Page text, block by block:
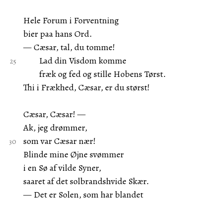
Hele Forum i Forventning
bier paa hans Ord.
— Cæsar, tal, du tomme!
Lad din Visdom komme
fræk og fed og stille Hobens Tørst.
Thi i Frækhed, Cæsar, er du størst!
Cæsar, Cæsar! —
Ak, jeg drømmer,
som var Cæsar nær!
Blinde mine Øjne svømmer
i en Sø af vilde Syner,
saaret af det solbrandshvide Skær.
— Det er Solen, som har blandet